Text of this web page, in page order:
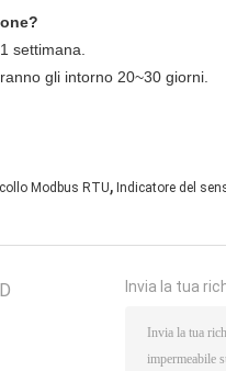
settimana.
gli intorno 20~30 giorni.
Modbus RTU, Indicatore del
Invia la tua